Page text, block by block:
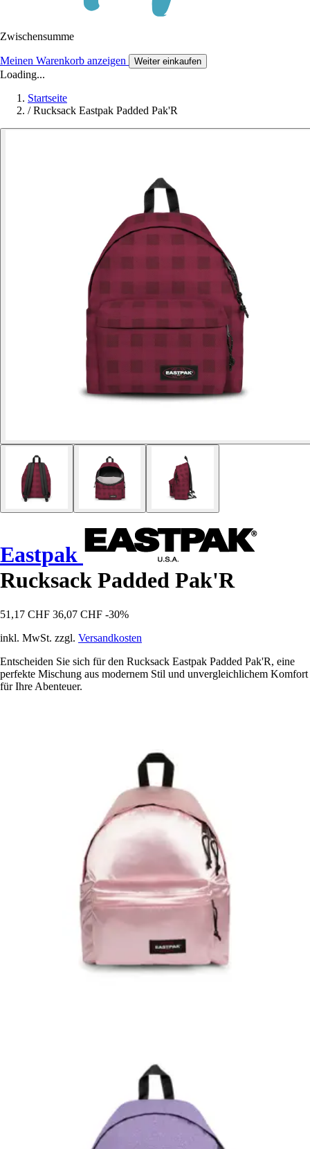
Zwischensumme
Meinen Warenkorb anzeigen Weiter einkaufen
Loading...
Startseite
/ Rucksack Eastpak Padded Pak'R
Eastpak
Rucksack Padded Pak'R
51,17 CHF 36,07 CHF -30%
inkl. MwSt. zzgl. Versandkosten
Entscheiden Sie sich für den Rucksack Eastpak Padded Pak'R, eine
perfekte Mischung aus modernem Stil und unvergleichlichem Komfort
für Ihre Abenteuer.